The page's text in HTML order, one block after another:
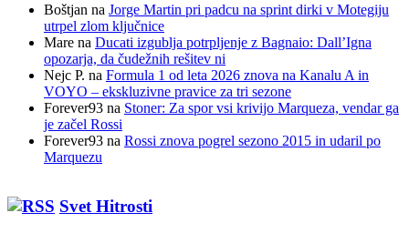
Boštjan na Jorge Martin pri padcu na sprint dirki v Motegiju
utrpel zlom ključnice
Mare na Ducati izgublja potrpljenje z Bagnaio: Dall’Igna
opozarja, da čudežnih rešitev ni
Nejc P. na Formula 1 od leta 2026 znova na Kanalu A in
VOYO – ekskluzivne pravice za tri sezone
Forever93 na Stoner: Za spor vsi krivijo Marqueza, vendar ga
je začel Rossi
Forever93 na Rossi znova pogrel sezono 2015 in udaril po
Marquezu
Svet Hitrosti